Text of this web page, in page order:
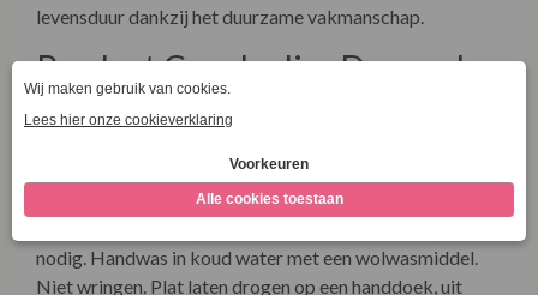
levensduur dankzij het duurzame vakmanschap.
Product Care Ladies Donegal
Cardigan Side Pocket Winter
Wol heeft van nature zelfreinigende eigenschappen. Laat
nodig. Handwas in koud water met een wolwasmiddel.
Niet wringen. Plat laten drogen op een handdoek, uit